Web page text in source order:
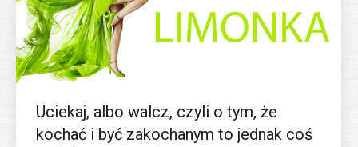
Uciekaj, albo walcz, czyli o tym, że
kochać i być zakochanym to jednak coś